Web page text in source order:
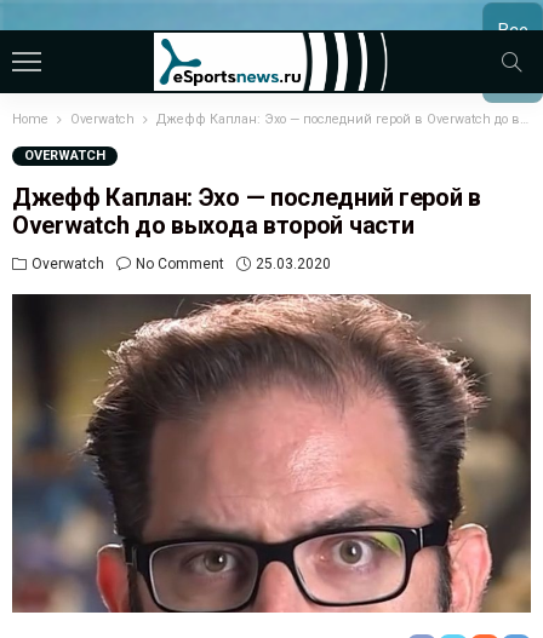
Все
МАТЧИ
Home Overwatch Джефф Каплан: Эхо — последний герой в Overwatch до выхода второй части
OVERWATCH
Джефф Каплан: Эхо — последний герой в
Overwatch до выхода второй части
Overwatch No Comment 25.03.2020